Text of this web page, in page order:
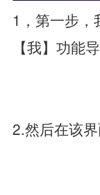
1，第一步，
【我】功能
2.然后在该